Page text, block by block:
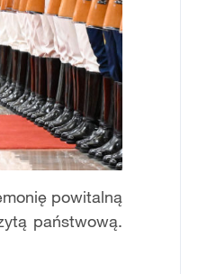
powitalną
państwową.